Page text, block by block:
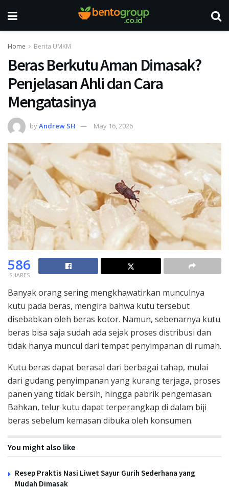
Home Berita UMKM
Beras Berkutu Aman Dimasak?
Penjelasan Ahli dan Cara
Mengatasinya
byAndrew SH May 16, 2026
586
SHARES
Banyak orang sering mengkhawatirkan munculnya
kutu pada beras, mengira bahwa kutu tersebut
disebabkan oleh beras kotor. Namun, sebenarnya kutu
beras bisa saja sudah ada sejak proses distribusi dan
tidak hanya muncul dari tempat penyimpanan di rumah.
Kutu beras dapat berasal dari berbagai tahap, mulai
dari gudang penyimpanan yang kurang terjaga, proses
panen yang tidak bersih, hingga pabrik pengemasan.
Bahkan, telur kutu dapat terperangkap di dalam biji
beras sebelum kemasan dibuka oleh konsumen.
You might also like
Resep Praktis Nasi Liwet Sayur Gurih Sederhana yang
Mudah Dimasak